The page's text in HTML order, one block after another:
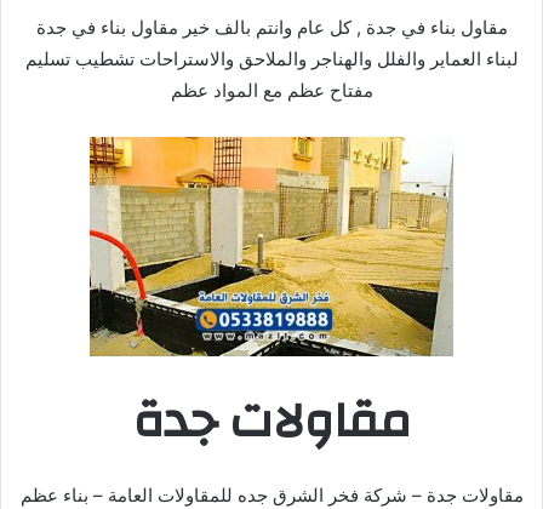
مقاول بناء في جدة , كل عام وانتم بالف خير مقاول بناء في جدة
لبناء العماير والفلل والهناجر والملاحق والاستراحات تشطيب تسليم
مفتاح عظم مع المواد عظم
مقاولات جدة
مقاولات جدة – شركة فخر الشرق جده للمقاولات العامة – بناء عظم